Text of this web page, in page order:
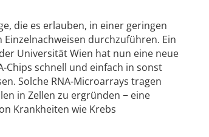
die es erlauben, in einer geringen
durchzuführen. Ein
Universität Wien hat nun eine neue
schnell und einfach in sonst
Solche RNA-Microarrays tragen
in Zellen zu ergründen − eine
Krankheiten wie Krebs